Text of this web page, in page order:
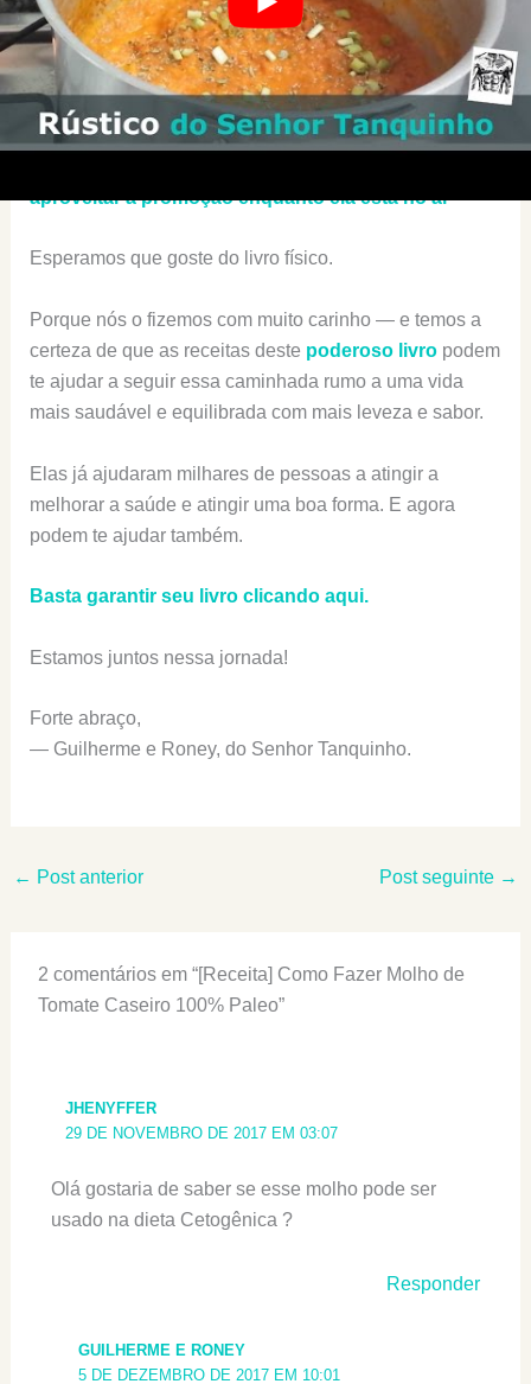
tabelas dequantidade de carboidratos
lista de
alimentospermitidos,lista de compras
mais), e
frete grátis
para qualquer lugar do Brasil.
aproveitar a promoção enquanto ela está no ar
Esperamos que goste do livro físico.
Porque nós o fizemos com muito carinho — e temos a
certeza de que as receitas deste poderoso livropodem
te ajudar a seguir essa caminhada rumo a uma vida
mais saudável e equilibrada com mais leveza e sabor.
Elas já ajudaram milhares de pessoas a atingir a
melhorar a saúde e atingir uma boa forma. E agora
podem te ajudar também.
Basta garantir seu livro clicando aqui.
Estamos juntos nessa jornada!
Forte abraço,
— Guilherme e Roney, do Senhor Tanquinho.
← Post anterior Post seguinte →
2 comentários em “[Receita] Como Fazer Molho de
Tomate Caseiro 100% Paleo”
JHENYFFER
29 DE NOVEMBRO DE 2017 EM 03:07
Olá gostaria de saber se esse molho pode ser
usado na dieta Cetogênica ?
Responder
GUILHERME E RONEY
5 DE DEZEMBRO DE 2017 EM 10:01